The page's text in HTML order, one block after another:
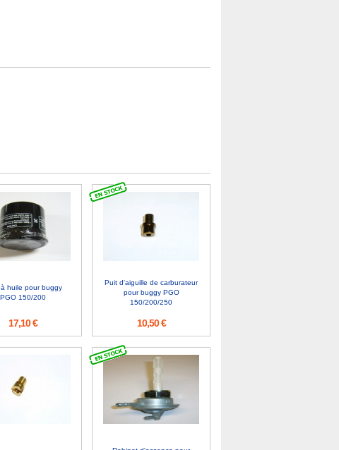
à huile pour buggy
PGO 150/200
17,10 €
Puit d'aiguille de carburateur
pour buggy PGO
150/200/250
10,50 €